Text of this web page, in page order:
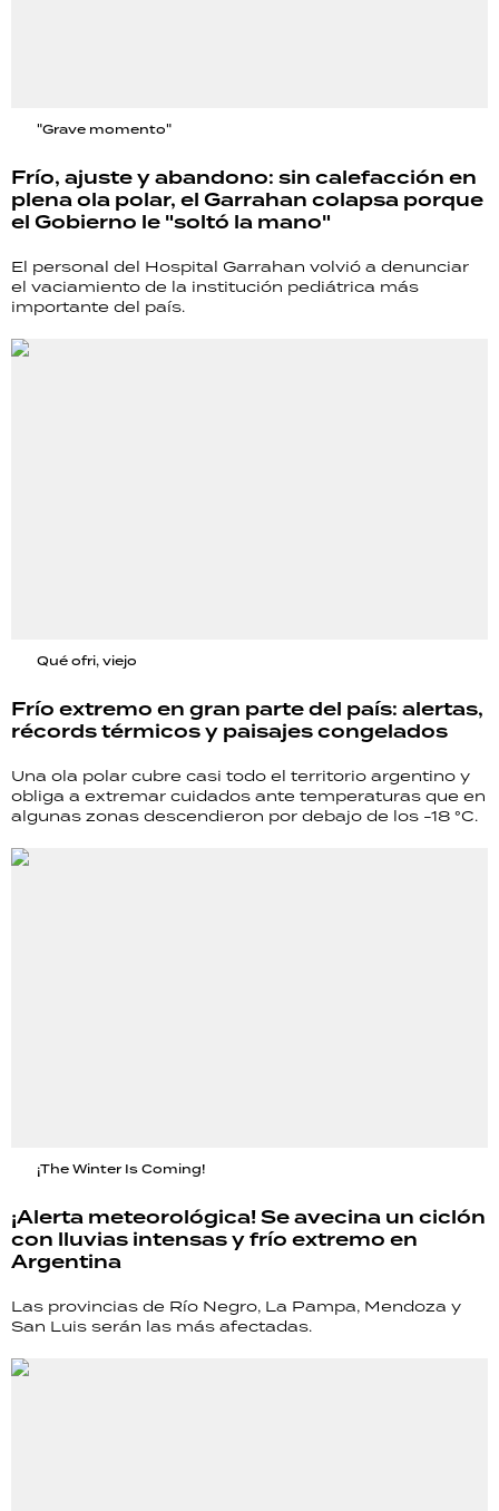
"Grave momento"
Frío, ajuste y abandono: sin calefacción en
plena ola polar, el Garrahan colapsa porque
el Gobierno le "soltó la mano"
El personal del Hospital Garrahan volvió a denunciar
el vaciamiento de la institución pediátrica más
importante del país.
Qué ofri, viejo
Frío extremo en gran parte del país: alertas,
récords térmicos y paisajes congelados
Una ola polar cubre casi todo el territorio argentino y
obliga a extremar cuidados ante temperaturas que en
algunas zonas descendieron por debajo de los -18 °C.
¡The Winter Is Coming!
¡Alerta meteorológica! Se avecina un ciclón
con lluvias intensas y frío extremo en
Argentina
Las provincias de Río Negro, La Pampa, Mendoza y
San Luis serán las más afectadas.